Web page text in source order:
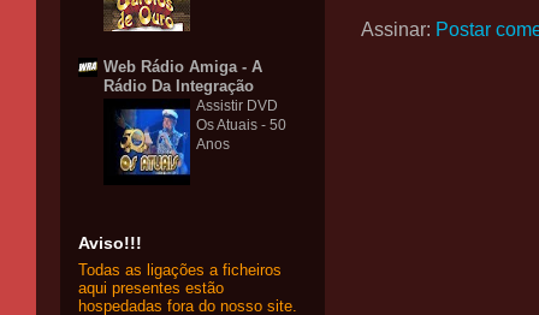
Assinar: Postar
Web Rádio Amiga - A
Rádio Da Integração
Assistir DVD
Os Atuais - 50
Anos
Aviso!!!
Todas as ligações a ficheiros
aqui presentes estão
hospedadas fora do nosso site.